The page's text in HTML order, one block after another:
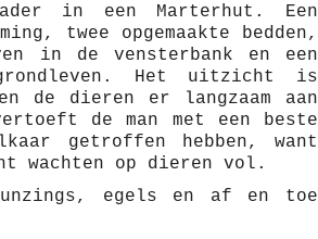
in een Marterhut. Een
twee opgemaakte bedden,
in de vensterbank en een
Het uitzicht is
de dieren er langzaam aan
de man met een beste
getroffen hebben, want
wachten op dieren vol.
egels en af en toe